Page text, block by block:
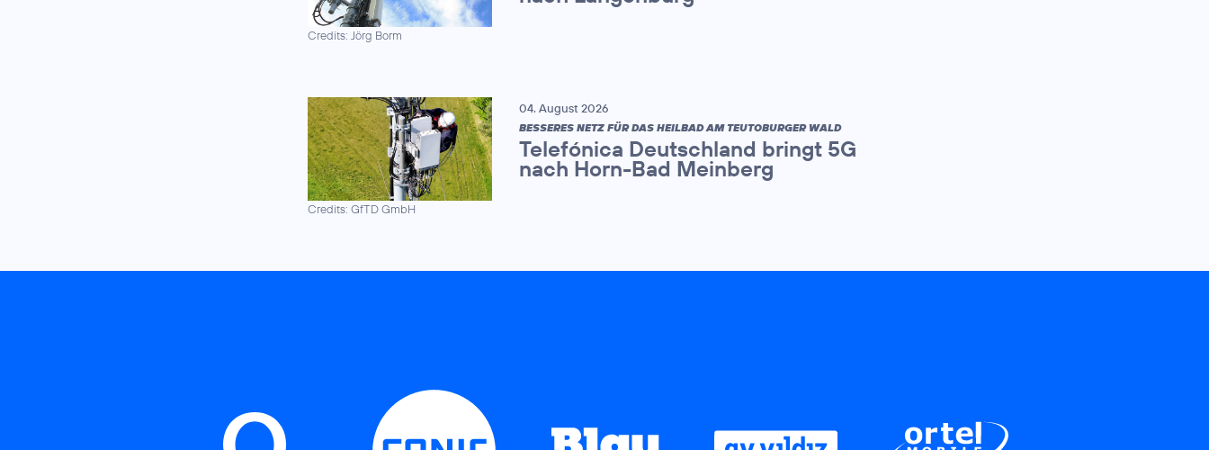
Credits: Jörg Borm
Credits: GfTD GmbH
04. August 2026
BESSERES NETZ FÜR DAS HEILBAD AM TEUTOBURGER WALD
Telefónica Deutschland bringt 5G
nach Horn-Bad Meinberg